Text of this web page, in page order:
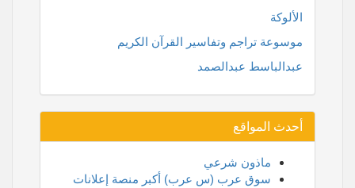
الألوكة
موسوعة تراجم وتفاسير القرآن الكريم
عبدالباسط عبدالصمد
أحدث المواقع
ماذون شرعي
سوق عرب (س عرب) أكبر منصة إعلانات